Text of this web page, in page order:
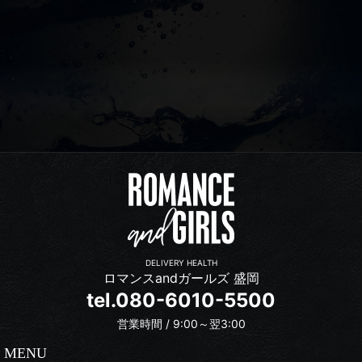
DELIVERY HEALTH
ロマンスandガールズ 盛岡
tel.080-6010-5500
営業時間 / 9:00～翌3:00
MENU